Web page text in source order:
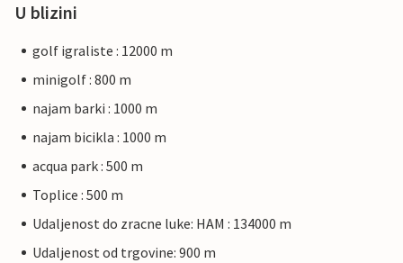
U blizini
golf igraliste : 12000 m
minigolf : 800 m
najam barki : 1000 m
najam bicikla : 1000 m
acqua park : 500 m
Toplice : 500 m
Udaljenost do zracne luke: HAM : 134000 m
Udaljenost od trgovine: 900 m